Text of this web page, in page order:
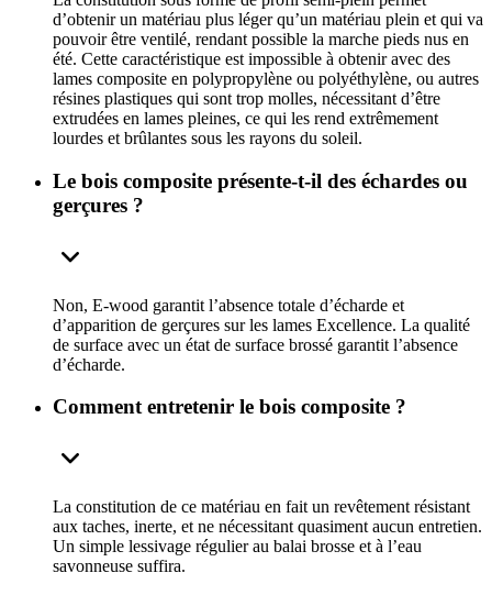
d’obtenir un matériau plus léger qu’un matériau plein et qui va
pouvoir être ventilé, rendant possible la marche pieds nus en
été. Cette caractéristique est impossible à obtenir avec des
lames composite en polypropylène ou polyéthylène, ou autres
résines plastiques qui sont trop molles, nécessitant d’être
extrudées en lames pleines, ce qui les rend extrêmement
lourdes et brûlantes sous les rayons du soleil.
Le bois composite présente-t-il des échardes ou
gerçures ?
Non, E-wood garantit l’absence totale d’écharde et
d’apparition de gerçures sur les lames Excellence. La qualité
de surface avec un état de surface brossé garantit l’absence
d’écharde.
Comment entretenir le bois composite ?
La constitution de ce matériau en fait un revêtement résistant
aux taches, inerte, et ne nécessitant quasiment aucun entretien.
Un simple lessivage régulier au balai brosse et à l’eau
savonneuse suffira.